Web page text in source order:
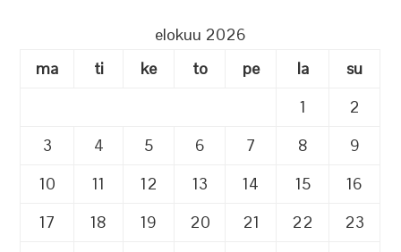
elokuu 2026
ma
ti ke to pe la
su
1
2
3
4 5 6 7 8
9
10
11 12 13 14 15
16
17
18 19 20 21 22
23